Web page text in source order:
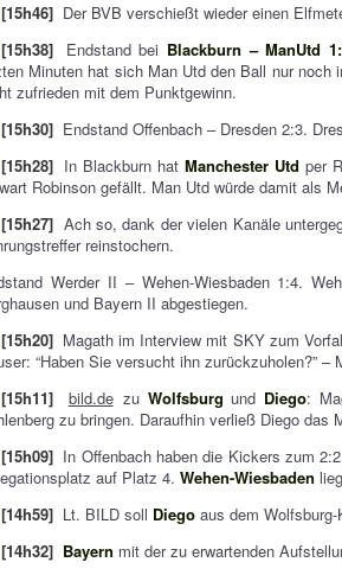
[15h46] Der BVB verschießt wieder einen
[15h38]
Endstand bei Blackburn – ManUtd
Minuten hat sich Man Utd den Ball nur noch
zufrieden mit dem Punktgewinn.
[15h30] Endstand Offenbach – Dresden 2:3.
[15h28] In Blackburn hatManchester Utd per
Robinson gefällt. Man Utd würde damit als
[15h27] Ach so, dank der vielen Kanäle
reinstochern.
Werder II – Wehen-Wiesbaden 1:4.
und Bayern II abgestiegen.
[15h20] Magath im Interview mit SKY zum
“Haben Sie versucht ihn zurückzuholen?” –
[15h11]
bild.de zu Wolfsburg und Diego:
zu bringen. Daraufhin verließ Diego das
[15h09] In Offenbach haben die Kickers zum
auf Platz 4.Wehen-Wiesbaden
[14h59] Lt. BILD soll Diego aus dem
[14h32] Bayern mit der zu erwartenden